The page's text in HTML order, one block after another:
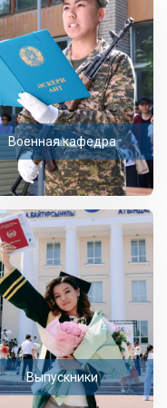
Военная кафедра
Выпускники